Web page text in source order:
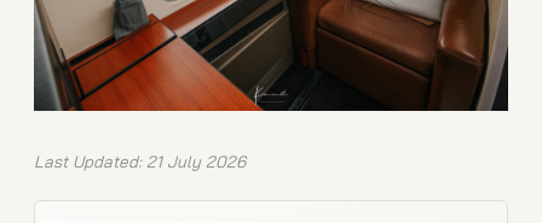
Last Updated: 21 July 2026